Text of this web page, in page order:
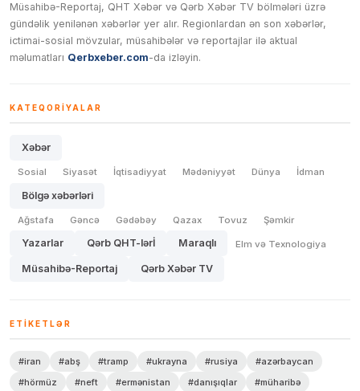
Müsahibə-Reportaj, QHT Xəbər və Qərb Xəbər TV bölmələri üzrə
gündəlik yenilənən xəbərlər yer alır. Regionlardan ən son xəbərlər,
ictimai-sosial mövzular, müsahibələr və reportajlar ilə aktual
məlumatları Qerbxeber.com-da izləyin.
KATEQORIYALAR
Xəbər
Sosial Siyasət İqtisadiyyat Mədəniyyət Dünya İdman
Bölgə xəbərləri
Ağstafa Gəncə Gədəbəy Qazax Tovuz Şəmkir
Yazarlar Qərb QHT-lərİ Maraqlı Elm və Texnologiya
Müsahibə-Reportaj Qərb Xəbər TV
ETIKETLƏR
#iran #abş #tramp #ukrayna #rusiya
#azərbaycan
#hörmüz
#neft #ermənistan #danışıqlar #müharibə